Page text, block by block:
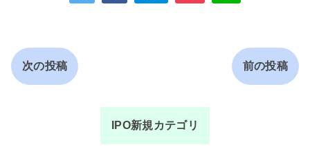
次の投稿 前の投稿
IPO新規カテゴリ